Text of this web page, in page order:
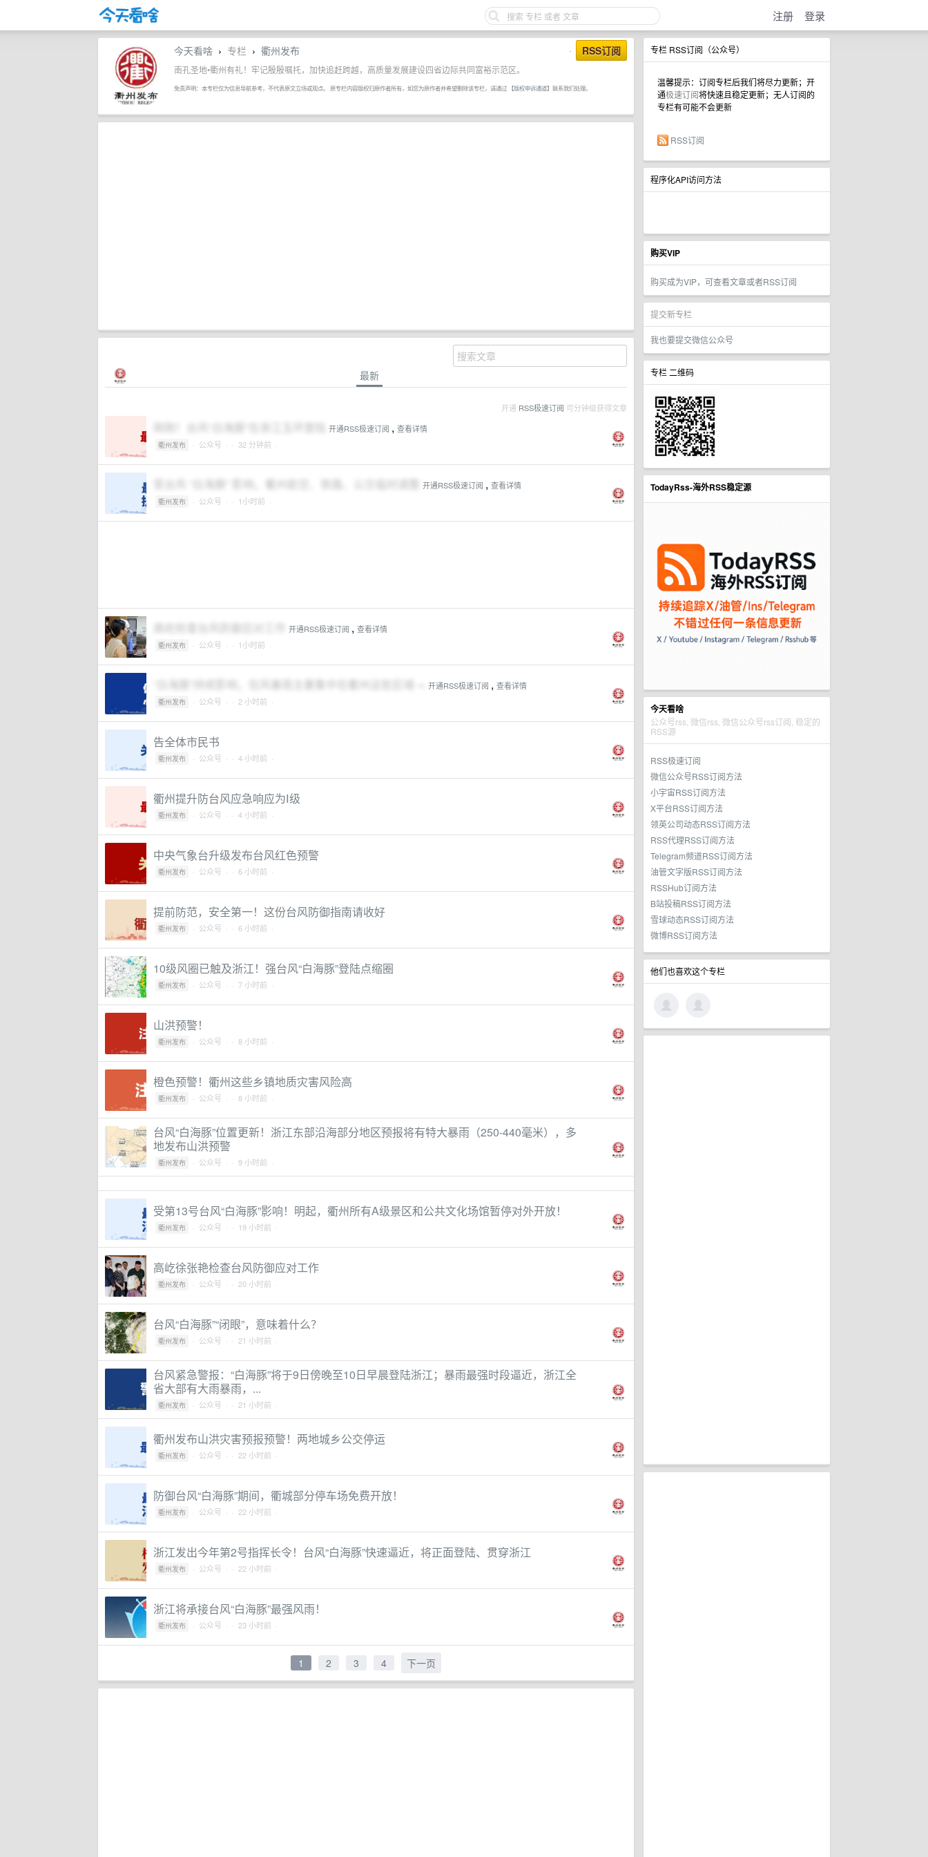
注册 登录
专栏 RSS订阅（公众号）
温馨提示：订阅专栏后我们将尽力更新；开
通极速订阅将快速且稳定更新；无人订阅的
专栏有可能不会更新
RSS订阅
程序化API访问方法
购买VIP
购买成为VIP，可查看文章或者RSS订阅
提交新专栏
我也要提交微信公众号
专栏 二维码
TodayRss-海外RSS稳定源
今天看啥
公众号rss, 微信rss, 微信公众号rss订阅, 稳定的
RSS源
RSS极速订阅
微信公众号RSS订阅方法
小宇宙RSS订阅方法
X平台RSS订阅方法
领英公司动态RSS订阅方法
RSS代理RSS订阅方法
Telegram频道RSS订阅方法
油管文字版RSS订阅方法
RSSHub订阅方法
B站投稿RSS订阅方法
雪球动态RSS订阅方法
微博RSS订阅方法
他们也喜欢这个专栏
• RSS订阅
今天看啥 › 专栏 › 衢州发布
南孔圣地•衢州有礼！牢记殷殷嘱托，加快追赶跨越，高质量发展建设四省边际共同富裕示范区。
免责声明：本专栏仅为信息导航参考，不代表原文立场或观点。 原专栏内容版权归原作者所有，如您为原作者并希望删除该专栏，请通过 【版权申诉通道】 联系我们处理。
最新
开通 RSS极速订阅 可分钟级获得文章
刚刚！台风“白海豚”在浙江玉环登陆 开通RSS极速订阅 , 查看详情
衢州发布 · 公众号 · · 32 分钟前 ·
受台风 “白海豚” 影响，衢州航空、铁路、公交临时调整 开通RSS极速订阅 , 查看详情
衢州发布 · 公众号 · · 1小时前 ·
开通RSS极速订阅 , 查看详情
衢州发布 · 公众号 · · 1小时前 ·
“白海豚”持续影响，狂风暴雨主要集中在衢州这些区域→ 开通RSS极速订阅 , 查看详情
衢州发布 · 公众号 · · 2 小时前 ·
告全体市民书
衢州发布 · 公众号 · · 4 小时前 ·
衢州提升防台风应急响应为Ⅰ级
衢州发布 · 公众号 · · 4 小时前 ·
中央气象台升级发布台风红色预警
衢州发布 · 公众号 · · 6 小时前 ·
提前防范，安全第一！这份台风防御指南请收好
衢州发布 · 公众号 · · 6 小时前 ·
10级风圈已触及浙江！强台风“白海豚”登陆点缩圈
衢州发布 · 公众号 · · 7 小时前 ·
山洪预警！
衢州发布 · 公众号 · · 8 小时前 ·
橙色预警！衢州这些乡镇地质灾害风险高
衢州发布 · 公众号 · · 8 小时前 ·
台风“白海豚”位置更新！浙江东部沿海部分地区预报将有特大暴雨（250-440毫米），多
地发布山洪预警
衢州发布 · 公众号 · · 9 小时前 ·
受第13号台风“白海豚”影响！明起，衢州所有A级景区和公共文化场馆暂停对外开放！
衢州发布 · 公众号 · · 19 小时前 ·
高屹徐张艳检查台风防御应对工作
衢州发布 · 公众号 · · 20 小时前 ·
台风“白海豚”“闭眼”，意味着什么？
衢州发布 · 公众号 · · 21 小时前 ·
台风紧急警报：“白海豚”将于9日傍晚至10日早晨登陆浙江；暴雨最强时段逼近，浙江全
省大部有大雨暴雨，...
衢州发布 · 公众号 · · 21 小时前 ·
衢州发布山洪灾害预报预警！两地城乡公交停运
衢州发布 · 公众号 · · 22 小时前 ·
防御台风“白海豚”期间，衢城部分停车场免费开放！
衢州发布 · 公众号 · · 22 小时前 ·
浙江发出今年第2号指挥长令！台风“白海豚”快速逼近，将正面登陆、贯穿浙江
衢州发布 · 公众号 · · 22 小时前 ·
浙江将承接台风“白海豚”最强风雨！
衢州发布 · 公众号 · · 23 小时前 ·
1 2 3 4 下一页